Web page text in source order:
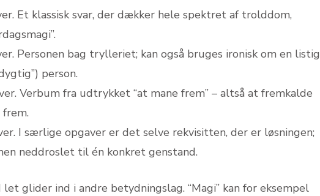
Et klassisk svar, der dækker hele spektret af trolddom,
Personen bag trylleriet; kan også bruges ironisk om en listig
person.
Verbum fra udtrykket “at mane frem” – altså at fremkalde
I særlige opgaver er det selve rekvisitten, der er løsningen;
neddroslet til én konkret genstand.
glider ind i andre betydningslag. “Magi” kan for eksempel